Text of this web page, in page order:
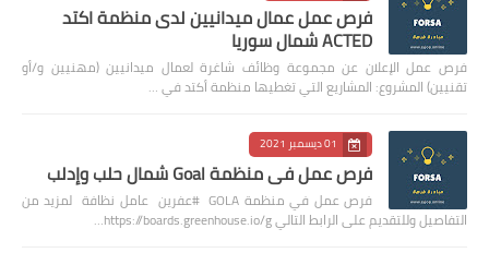
فرص عمل عمال ميدانيين لدى منظمة اكتد
ACTED شمال سوريا
فرص عمل الإعلان عن مجموعة وظائف شاغرة لعمال ميدانيين (مهنيين و/أو
تقنيين) المشروع: المشاريع التي تغطيها منظمة أكتد في …
01 ديسمبر 2021
فرص عمل في منظمة Goal شمال حلب وإدلب
فرص عمل في منظمة GOLA #عفرين عامل نظافة لمزيد من
التفاصيل وللتقديم على الرابط التالي https://boards.greenhouse.io/g…